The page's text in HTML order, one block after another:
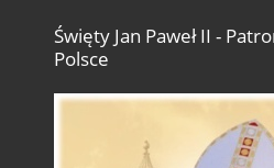
Święty Jan Paweł II -
Polsce